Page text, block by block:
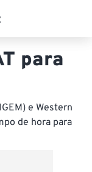
para
e Western
de hora para